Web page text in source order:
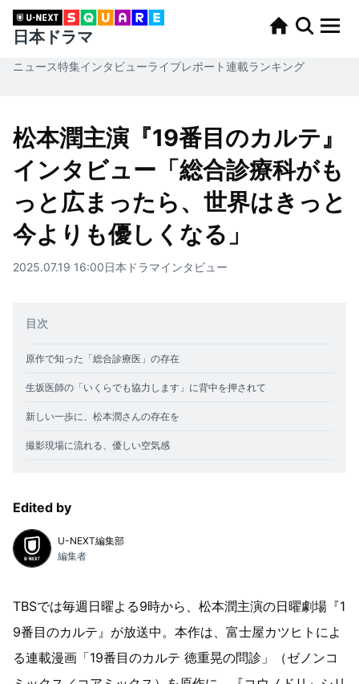
日本ドラマ
ニュース特集インタビューライブレポート連載ランキング
松本潤主演『19番目のカルテ』
インタビュー「総合診療科がも
っと広まったら、世界はきっと
今よりも優しくなる」
2025.07.19 16:00日本ドラマインタビュー
目次
原作で知った「総合診療医」の存在
生坂医師の「いくらでも協力します」に背中を押されて
新しい一歩に、松本潤さんの存在を
撮影現場に流れる、優しい空気感
Edited by
U-NEXT編集部
編集者
TBSでは毎週日曜よる9時から、松本潤主演の日曜劇場『1
9番目のカルテ』が放送中。本作は、富士屋カツヒトによ
る連載漫画「19番目のカルテ 徳重晃の問診」（ゼノンコ